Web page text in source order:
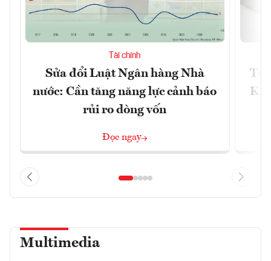
Tài chính
Sửa đổi Luật Ngân hàng Nhà
nước: Cần tăng năng lực cảnh báo
rủi ro dòng vốn
Đọc ngay
Từ
Multimedia